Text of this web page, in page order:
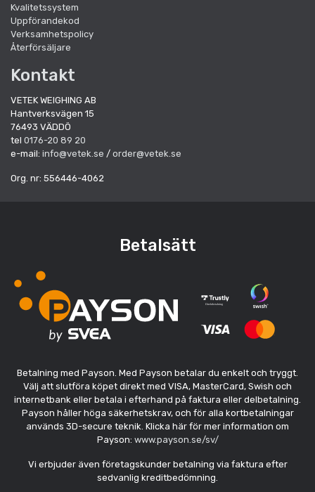
Kvalitetssystem
Uppförandekod
Verksamhetspolicy
Återförsäljare
Kontakt
VETEK WEIGHING AB
Hantverksvägen 15
76493 VÄDDÖ
tel 0176-20 89 20
e-mail: info@vetek.se / order@vetek.se
Org. nr: 556446-4062
Betalsätt
Betalning med Payson. Med Payson betalar du enkelt och tryggt.
Välj att slutföra köpet direkt med VISA, MasterCard, Swish och
internetbank eller betala i efterhand på faktura eller delbetalning.
Payson håller höga säkerhetskrav, och för alla kortbetalningar
används 3D-secure teknik. Klicka här för mer information om
Payson: www.payson.se/sv/
Vi erbjuder även företagskunder betalning via faktura efter
sedvanlig kreditbedömning.